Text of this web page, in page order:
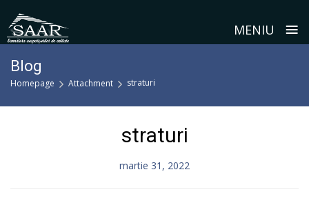
MENIU ≡
content
Blog
Homepage Attachment straturi
straturi
martie 31, 2022